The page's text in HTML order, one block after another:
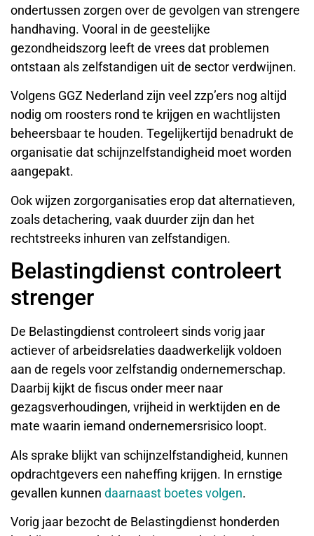
ondertussen zorgen over de gevolgen van strengere
handhaving. Vooral in de geestelijke
gezondheidszorg leeft de vrees dat problemen
ontstaan als zelfstandigen uit de sector verdwijnen.
Volgens GGZ Nederland zijn veel zzp’ers nog altijd
nodig om roosters rond te krijgen en wachtlijsten
beheersbaar te houden. Tegelijkertijd benadrukt de
organisatie dat schijnzelfstandigheid moet worden
aangepakt.
Ook wijzen zorgorganisaties erop dat alternatieven,
zoals detachering, vaak duurder zijn dan het
rechtstreeks inhuren van zelfstandigen.
Belastingdienst controleert
strenger
De Belastingdienst controleert sinds vorig jaar
actiever of arbeidsrelaties daadwerkelijk voldoen
aan de regels voor zelfstandig ondernemerschap.
Daarbij kijkt de fiscus onder meer naar
gezagsverhoudingen, vrijheid in werktijden en de
mate waarin iemand ondernemersrisico loopt.
Als sprake blijkt van schijnzelfstandigheid, kunnen
opdrachtgevers een naheffing krijgen. In ernstige
gevallen kunnen daarnaast boetes volgen.
Vorig jaar bezocht de Belastingdienst honderden